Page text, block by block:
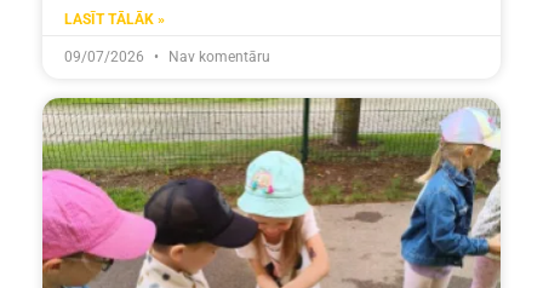
LASĪT TĀLĀK »
09/07/2026 Nav komentāru